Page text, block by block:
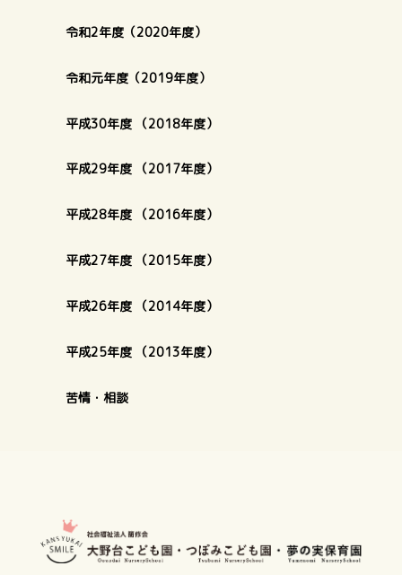
令和2年度（2020年度）
令和元年度（2019年度）
平成30年度 （2018年度）
平成29年度 （2017年度）
平成28年度 （2016年度）
平成27年度 （2015年度）
平成26年度 （2014年度）
平成25年度 （2013年度）
苦情・相談